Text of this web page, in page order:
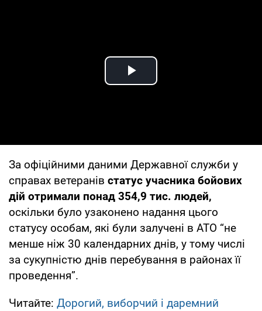
Play Video
За офіційними даними Державної служби у
справах ветеранів статус учасника бойових
дій отримали понад 354,9 тис. людей,
оскільки було узаконено надання цього
статусу особам, які були залучені в АТО “не
менше ніж 30 календарних днів, у тому числі
за сукупністю днів перебування в районах її
проведення”.
Читайте: Дорогий, виборчий і даремний